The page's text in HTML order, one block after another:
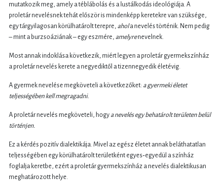
mutatkozik meg, amely a téblábolás és a lustálkodás ideológiája. A
proletár nevelésnek tehát először is mindenképp keretekre van szüksége,
egy tárgyilagosan körülhatárolt terepre, ahola nevelés történik. Nem pedig
– mint a burzsoáziának – egy eszmére, amelyrenevelnek.
Most annak indoklása következik, miért legyen a proletár gyermekszínház
a proletár nevelés kerete a negyediktől a tizennegyedik életévig.
A gyermek nevelése megköveteli a következőket: a gyermeki életet
teljességében kell megragadni.
A proletár nevelés megköveteli, hogy a nevelés egy behatárolt területen belül
történjen.
Ez a kérdés pozitív dialektikája. Mivel az egész életet annak beláthatatlan
teljességében egy körülhatárolt területként egyes‑egyedül a színház
foglalja keretbe, ezért a proletár gyermekszínház a nevelés dialektikusan
meghatározott helye.